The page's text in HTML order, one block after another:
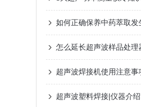
如何正确保养中药萃取发
超声波焊接机使用注意事
超声波塑料焊接|仪器介绍